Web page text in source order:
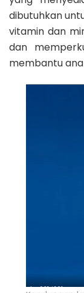
dibutuhkan
vitamin dan
dan
membantu